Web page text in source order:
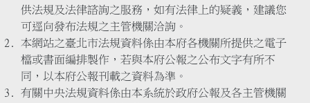
供法規及法律諮詢之服務，如有法律上的疑義，建議您
可逕向發布法規之主管機關洽詢。
本網站之臺北市法規資料係由本府各機關所提供之電子
檔或書面編排製作，若與本府公報之公布文字有所不
同，以本府公報刊載之資料為準。
有關中央法規資料係由本系統於政府公報及各主管機關